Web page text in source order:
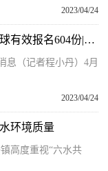
2023/04/24
昌江举办乡村建筑改造设计竞赛 收到全球有效报名604份|环球新视野
息（记者程小丹）4月
2023/04/24
环境质量
高度重视“六水共